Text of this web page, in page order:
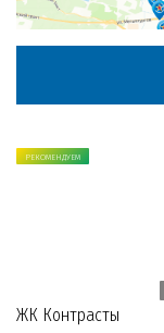
РЕКОМЕНДУЕМ
ЖК Контрасты